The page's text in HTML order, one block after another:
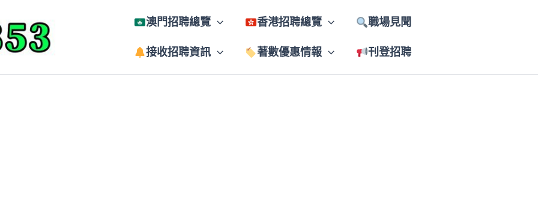
澳門招聘總覽 香港招聘總覽 職場見聞
接收招聘資訊 著數優惠情報 刊登招聘